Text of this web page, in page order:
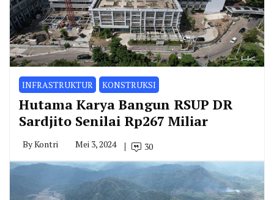
INFRASTRUKTUR KONSTRUKSI
Hutama Karya Bangun RSUP DR
Sardjito Senilai Rp267 Miliar
ByKontri Mei 3, 2024 30